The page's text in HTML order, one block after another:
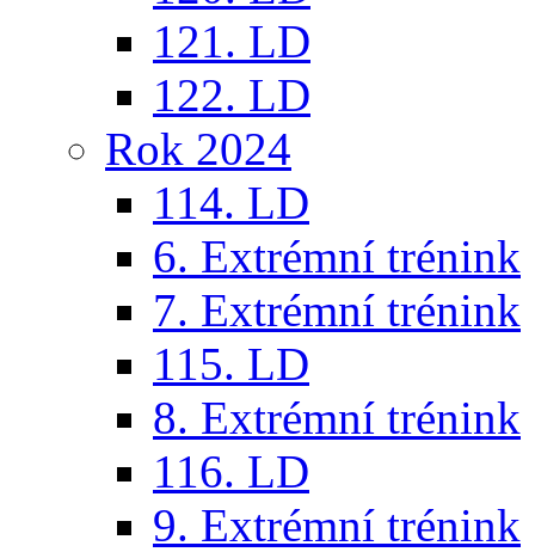
121. LD
122. LD
Rok 2024
114. LD
6. Extrémní trénink
7. Extrémní trénink
115. LD
8. Extrémní trénink
116. LD
9. Extrémní trénink